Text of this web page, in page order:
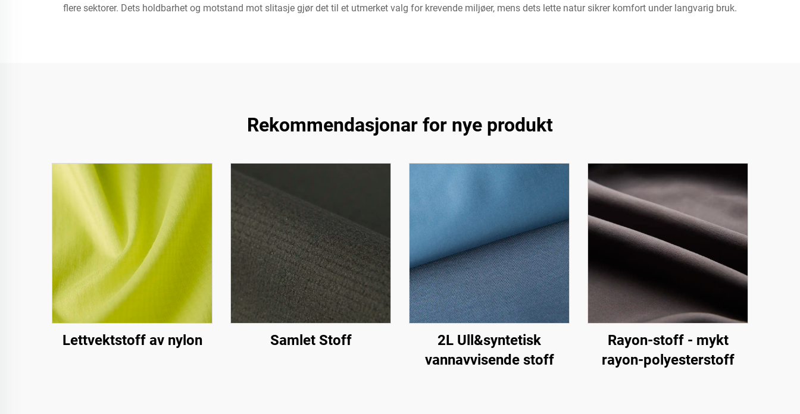
flere sektorer. Dets holdbarhet og motstand mot slitasje gjør det til et utmerket valg for krevende miljøer, mens dets lette natur sikrer komfort under langvarig bruk.
Rekommendasjonar for nye produkt
Lettvektstoff av nylon Samlet Stoff
2L Ull&syntetisk
vannavvisende stoff
Rayon-stoff - mykt
rayon-polyesterstoff